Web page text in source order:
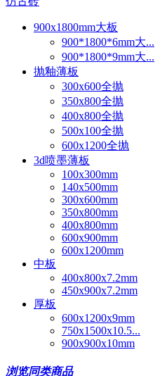
900x1800mm大板
900*1800*6mm大...
900*1800*9mm大...
抛釉薄板
300x600全抛
350x800全抛
400x800全抛
500x100全抛
600x1200全抛
3d喷墨薄板
100x300mm
140x500mm
300x600mm
350x800mm
400x800mm
600x900mm
600x1200mm
中板
400x800x7.2mm
450x900x7.2mm
厚板
600x1200x9mm
750x1500x10.5...
900x900x10mm
浏览同类商品